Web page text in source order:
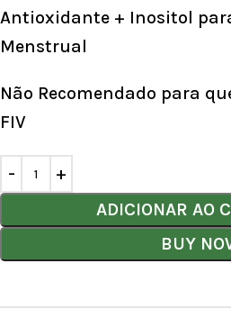
Antioxidante + Inositol
Menstrual
Não Recomendado para
FIV
ADICIONAR AO
BUY